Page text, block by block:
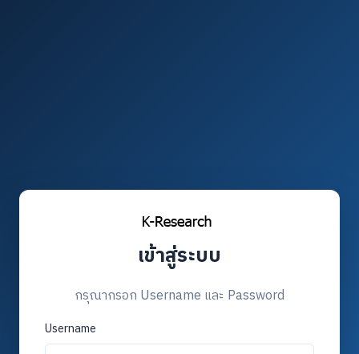
เข้าสู่ระบบ
กรุณากรอก Username และ Password
Username